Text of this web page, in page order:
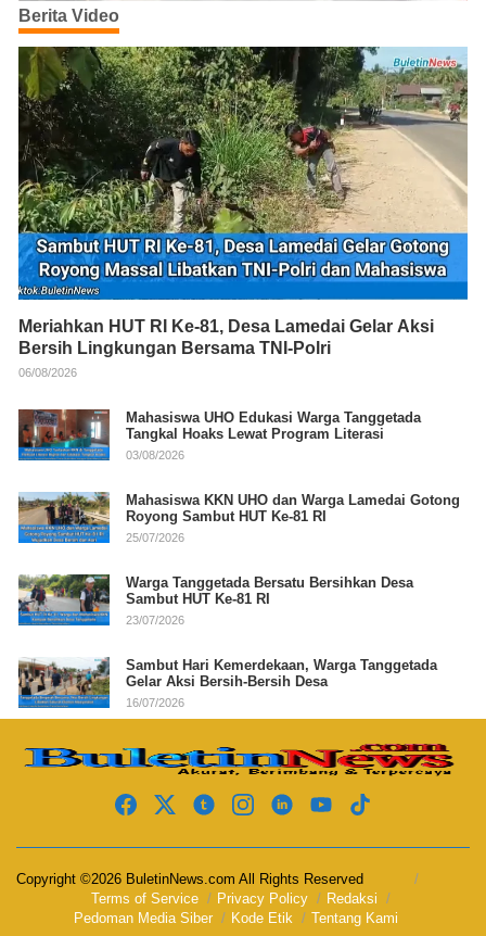
Berita Video
Meriahkan HUT RI Ke-81, Desa Lamedai Gelar Aksi
Bersih Lingkungan Bersama TNI-Polri
06/08/2026
Mahasiswa UHO Edukasi Warga Tanggetada
Tangkal Hoaks Lewat Program Literasi
03/08/2026
Mahasiswa KKN UHO dan Warga Lamedai Gotong
Royong Sambut HUT Ke-81 RI
25/07/2026
Warga Tanggetada Bersatu Bersihkan Desa
Sambut HUT Ke-81 RI
23/07/2026
Sambut Hari Kemerdekaan, Warga Tanggetada
Gelar Aksi Bersih-Bersih Desa
16/07/2026
Copyright ©2026 BuletinNews.com All Rights Reserved
Terms of Service
Privacy Policy
Redaksi
Pedoman Media Siber
Kode Etik Tentang Kami